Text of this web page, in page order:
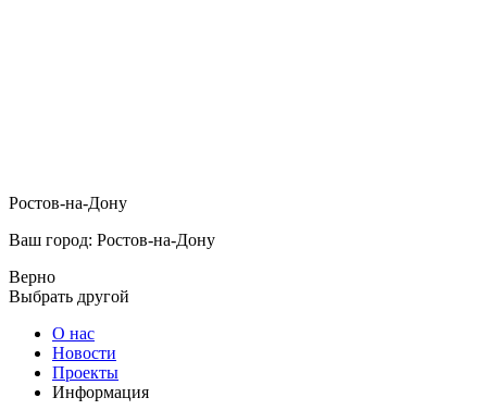
Ростов-на-Дону
Ваш город: Ростов-на-Дону
Верно
Выбрать другой
О нас
Новости
Проекты
Информация